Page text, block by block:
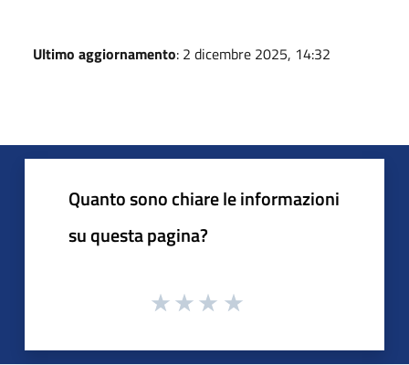
Ultimo aggiornamento: 2 dicembre 2025, 14:32
Quanto sono chiare le informazioni
su questa pagina?